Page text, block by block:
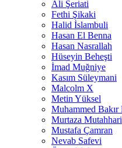
Ali Şeriati
Fethi Şikaki
Halid İslambuli
Hasan El Benna
Hasan Nasrallah
Hüseyin Beheşti
İmad Muğniye
Kasım Süleymani
Malcolm X
Metin Yüksel
Muhammed Bakır
Murtaza Mutahhari
Mustafa Çamran
Nevab Safevi